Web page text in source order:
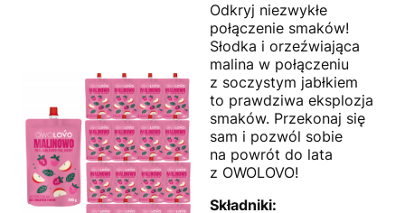
Odkryj niezwykłe
połączenie smaków!
Słodka i orzeźwiająca
malina w połączeniu
z soczystym jabłkiem
to prawdziwa eksplozja
smaków. Przekonaj się
sam i pozwól sobie
na powrót do lata
z OWOLOVO!
Składniki: